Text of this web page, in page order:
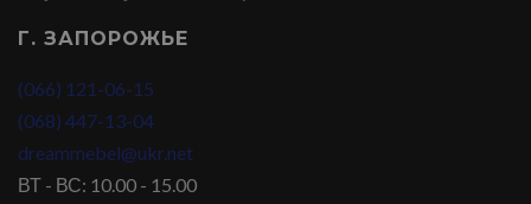
Г. ЗАПОРОЖЬЕ
(066) 121-06-15
(068) 447-13-04
dreammebel@ukr.net
ВТ - ВС: 10.00 - 15.00